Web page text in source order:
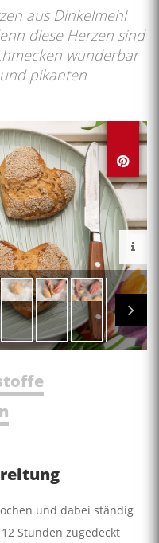
aus Dinkelmehl
diese Herzen sind
wunderbar
pikanten
und dabei ständig
Stunden zugedeckt